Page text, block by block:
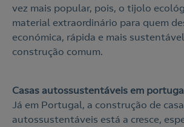
vez mais popular, pois, o tijolo
material extraordinário para quem
económica, rápida e mais
construção comum.
Casas autossustentáveis em
Já em Portugal, a construção de
autossustentáveis está a cresce,